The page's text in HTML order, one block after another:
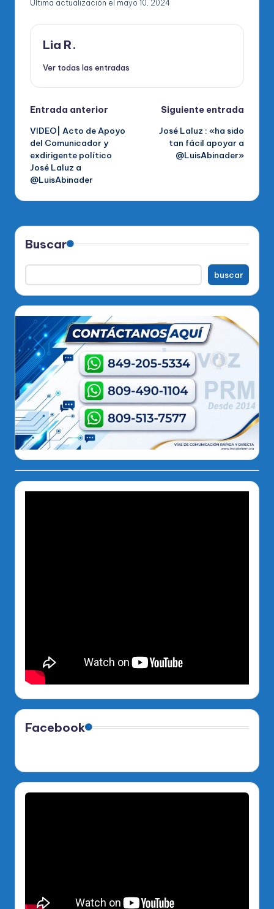
Última actualización el mayo 10, 2024
Lia R.
Ver todas las entradas
Navegación
de
entradas
Entrada anterior
VIDEO| Acto de Apoyo
del Comunicador y
exdirigente político
José Laluz a
@LuisAbinader
Siguiente entrada
José Laluz : «ha sido
tan fácil apoyar a
@LuisAbinader»
Buscar
buscar
Facebook